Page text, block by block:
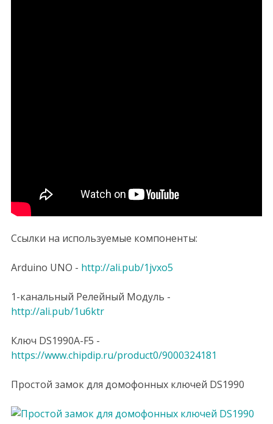
Ссылки на используемые компоненты:
Arduino UNO - http://ali.pub/1jvxo5
1-канальный Релейный Модуль -
http://ali.pub/1u6ktr
Ключ DS1990A-F5 -
https://www.chipdip.ru/product0/9000324181
Простой замок для домофонных ключей DS1990